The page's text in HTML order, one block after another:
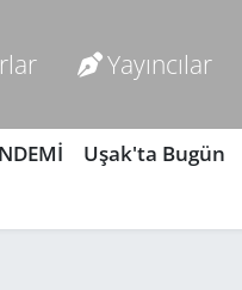
Yayıncılar
Uşak'ta Bugün